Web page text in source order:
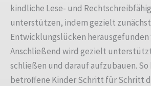
kindliche Lese- und
unterstützen, indem gezielt
Entwicklungslücken herausgefunden
Anschließend wird gezielt
schließen und darauf aufzubauen. So
betroffene Kinder Schritt für Schritt